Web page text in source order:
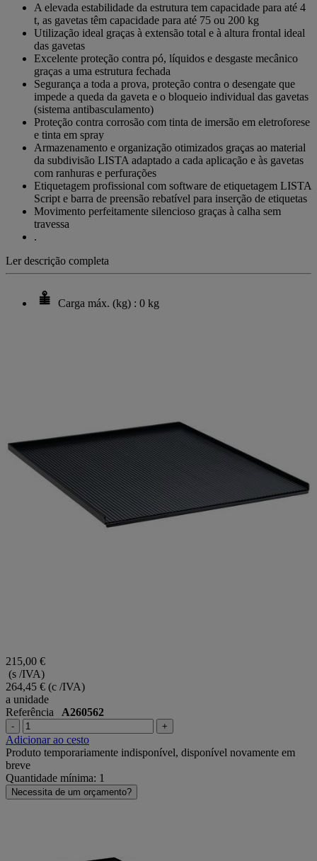
mesma
página.
A elevada estabilidade da estrutura tem capacidade para até 4
t, as gavetas têm capacidade para até 75 ou 200 kg
Utilização ideal graças à extensão total e à altura frontal ideal
das gavetas
Excelente proteção contra pó, líquidos e desgaste mecânico
graças a uma estrutura fechada
Segurança a toda a prova, proteção contra o desengate que
impede a queda da gaveta e o bloqueio individual das gavetas
(sistema antibasculamento)
Proteção contra corrosão com tinta de imersão em eletroforese
e tinta em spray
Armazenamento e organização otimizados graças ao material
da subdivisão LISTA adaptado a cada aplicação e às gavetas
com ranhuras e perfurações
Etiquetagem profissional com software de etiquetagem LISTA
Script e barra de preensão rebatível para inserção de etiquetas
Movimento perfeitamente silencioso graças à calha sem
travessa
.
Ler descrição completa
Carga máx. (kg) : 0 kg
215,00 €
(s /IVA)
264,45 € (c /IVA)
a unidade
Referência A260562
- +
Adicionar ao cesto
Produto temporariamente indisponível, disponível novamente em
breve
Quantidade mínima: 1
Necessita de um orçamento?